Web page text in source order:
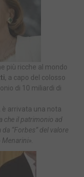
più ricche al mondo
, a capo del colosso
di 10 miliardi di
è arrivata una nota
che il patrimonio ad
“Forbes” del valore